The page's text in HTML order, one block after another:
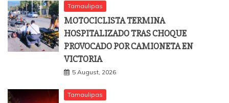
Tamaulipas
MOTOCICLISTA TERMINA
HOSPITALIZADO TRAS CHOQUE
PROVOCADO POR CAMIONETA EN
VICTORIA
5 August, 2026
Tamaulipas